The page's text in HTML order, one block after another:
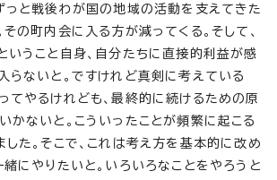
っと戦後わが国の地域の活動を支えてきた
の町内会に入る方が減ってくる。そして、
いうこと自身、自分たちに直接的利益が感
らないと。ですけれど真剣に考えている
てやるけれども、最終的に続けるための原
かないと。こういったことが頻繁に起こる
した。そこで、これは考え方を基本的に改め
緒にやりたいと。いろいろなことをやろうと